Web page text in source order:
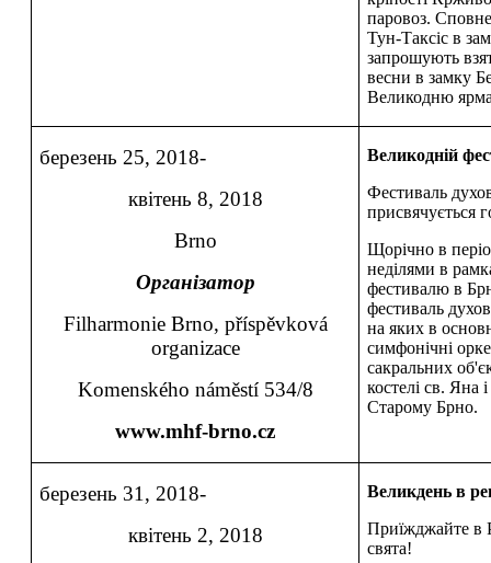
паровоз.
Тун-Таксіс в
запрошують
весни в замку
Великодню
березень 25, 2018-
квітень 8, 2018
Brno
Організатор
Filharmonie Brno, příspěvková
organizace
Komenského náměstí 534/8
www.mhf-brno.cz
Великодній
Фестиваль
присвячується
Щорічно в
неділями в
фестивалю в
фестиваль
на яких в
симфонічні
сакральних
костелі св. Яна
Старому Брно.
березень 31, 2018-
квітень 2, 2018
Великдень в
Приїжджайте в
свята!